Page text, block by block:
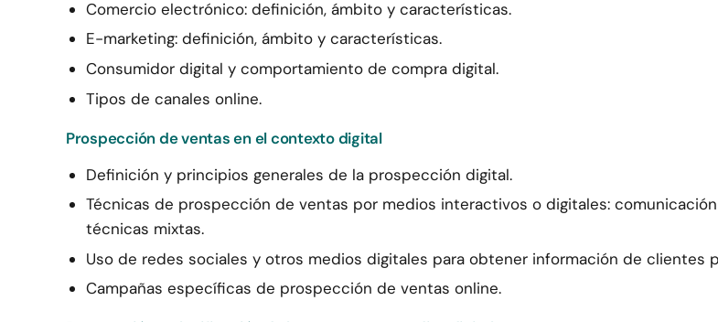
Comercio electrónico: definición, ámbito y características.
E-marketing: definición, ámbito y características.
Consumidor digital y comportamiento de compra digital.
Tipos de canales online.
Prospección de ventas en el contexto digital
Definición y principios generales de la prospección digital.
Técnicas de prospección de ventas por medios interactivos o digitales:
técnicas mixtas.
Uso de redes sociales y otros medios digitales para obtener información de clientes
Campañas específicas de prospección de ventas online.